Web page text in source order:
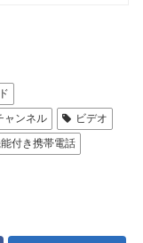
ャンネル
ビデオ
付き携帯電話